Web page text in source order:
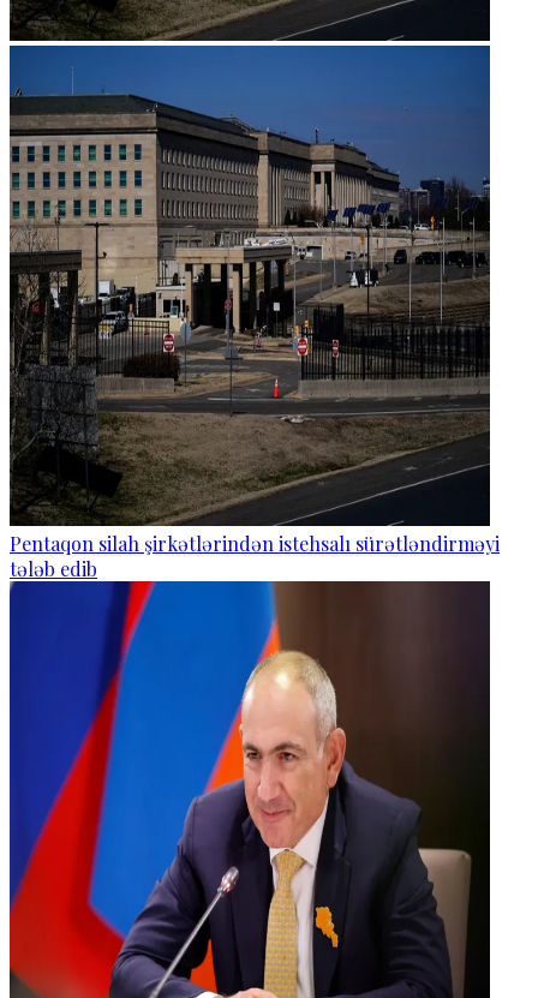
Pentaqon silah şirkətlərindən istehsalı sürətləndirməyi
tələb edib